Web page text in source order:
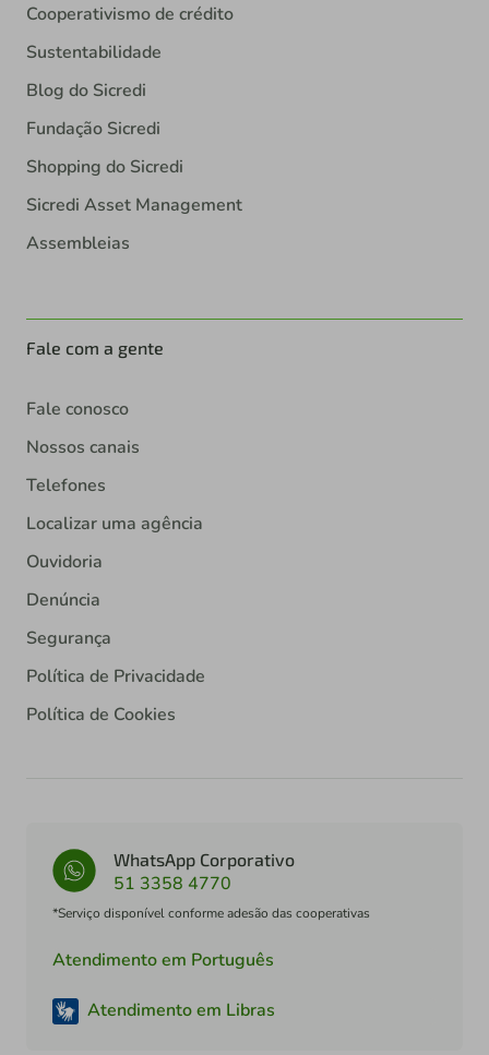
Cooperativismo de crédito
Sustentabilidade
Blog do Sicredi
Fundação Sicredi
Shopping do Sicredi
Sicredi Asset Management
Assembleias
Fale com a gente
Fale conosco
Nossos canais
Telefones
Localizar uma agência
Ouvidoria
Denúncia
Segurança
Política de Privacidade
Política de Cookies
WhatsApp Corporativo
51 3358 4770
*Serviço disponível conforme adesão das cooperativas
Atendimento em Português
Atendimento em Libras